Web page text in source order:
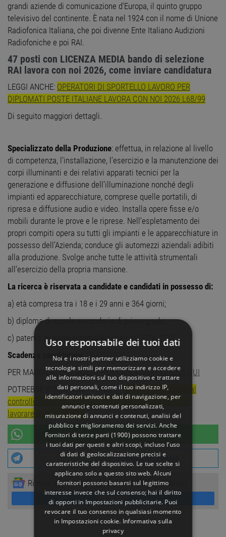
grandi aziende di comunicazione d'Europa, il quinto gruppo
televisivo del continente. È nata nel 1924 con il nome di Unione
Radiofonica Italiana, che poi divenne Ente Italiano Audizioni
Radiofoniche e poi RAI.
47 posti con LICENZA MEDIA bando di selezione
RAI lavora con noi 2026, come inviare candidatura
LEGGI ANCHE: OPERATORI DI SPORTELLO LAVORO PER
DIPLOMATI POSTE ITALIANE LAVORA CON NOI 2026 L68/99
Di seguito maggiori dettagli.
Specializzato della Produzione: effettua, in relazione al livello
di competenza, l’installazione, l’esercizio e la manutenzione dei
corpi illuminanti e dei relativi apparati tecnici per la
generazione e diffusione dell’illuminazione nonché degli
impianti ed apparecchiature, comprese quelle portatili, di
ripresa e diffusione audio e video. Installa opere fisse e/o
mobili durante le prove e le riprese. Nell’espletamento dei
propri compiti opera su tutti gli impianti e le apparecchiature in
possesso dell’Azienda; conduce gli automezzi aziendali adibiti
alla produzione. Svolge anche tutte le attività strumentali
all’esercizio della propria mansione.
La ricerca è riservata a candidate e candidati in possesso di:
a) età compresa tra i 18 e i 29 anni e 364 giorni;
b) diploma di scuola secondaria di primo grado;
c) patente di guida automobilistica cat. “C” o “C1”.
Scadenza candidature:26/02/2026
PER MAGGIORI DETTAGLI E PER CANDIDARTICLICCA QUI
POTREBBE INTERESSARTI ANCHE:40 posti per Addetti al
controllo della documentazione di viaggio selezioni per
lavorare in AEROPORTO
UNISCITI AL NOSTROCANALE WHATSAPP
UNISCITI AL NOSTROCANALE TELEGRAM
Rimani aggiornato seguendoci su Google News!
SEGUICI
Uso responsabile dei tuoi dati
Noi e i nostri partner utilizziamo cookie e
tecnologie simili per memorizzare e accedere
alle informazioni sul tuo dispositivo e trattare
dati personali, come il tuo indirizzo IP,
identificatori univoci e dati di navigazione, per
annunci e contenuti personalizzati,
misurazione di annunci e contenuti, analisi del
pubblico e miglioramento dei servizi. Anche
Fornitori di terze parti (1900) possono trattare
i tuoi dati per questi e altri scopi, incluso l’uso
di dati di geolocalizzazione precisi e
caratteristiche del dispositivo. Le tue scelte si
applicano solo a questo sito web. Alcuni
fornitori possono basarsi sul legittimo
interesse invece che sul consenso; hai il diritto
di opporti in Impostazioni pubblicitarie. Puoi
revocare il tuo consenso in qualsiasi momento
in Impostazioni cookie. Informativa sulla
privacy